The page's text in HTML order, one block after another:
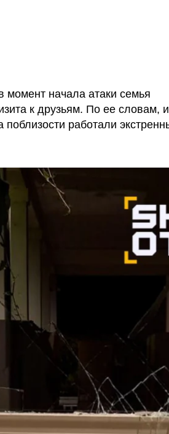
момент начала атаки семья
к друзьям. По ее словам,
работали